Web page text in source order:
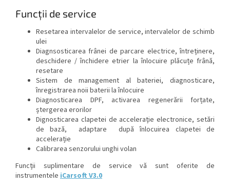
Funcții de service
Resetarea intervalelor de service, intervalelor de schimb
ulei
Diagnsosticarea frânei de parcare electrice, întreținere,
deschidere / închidere etrier la înlocuire plăcuțe frână,
resetare
Sistem de management al bateriei, diagnosticare,
înregistrarea noii baterii la înlocuire
Diagnosticarea DPF, activarea regenerării forțate,
ștergerea erorilor
Dignosticarea clapetei de accelerație electronice, setări
de bază, adaptare după înlocuirea clapetei de
accelerație
Calibrarea senzorului unghi volan
Funcții suplimentare de service vă sunt oferite de
instrumentele iCarsoftV3.0